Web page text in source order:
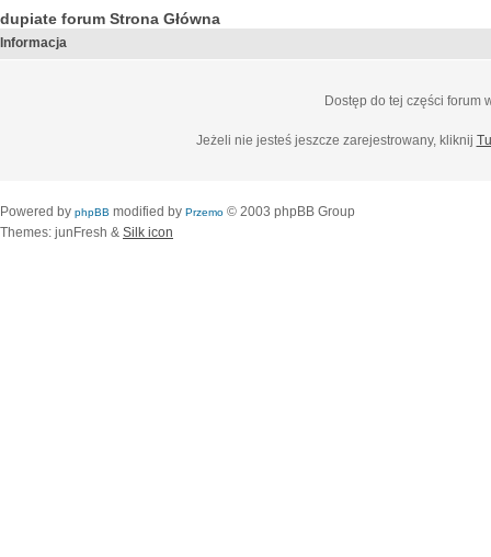
dupiate forum Strona Główna
Informacja
Dostęp do tej części forum
Jeżeli nie jesteś jeszcze zarejestrowany, kliknij
Powered by phpBB modified by Przemo © 2003 phpBB Group
Themes: junFresh & Silk icon